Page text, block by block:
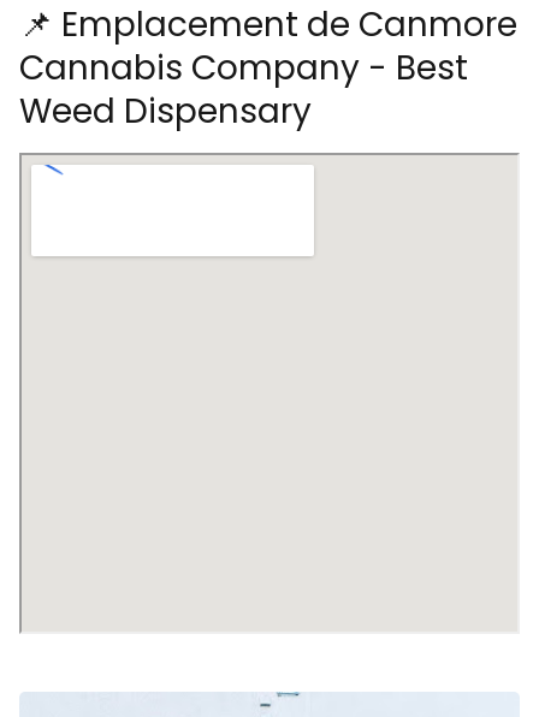
📌 Emplacement de Canmore
Cannabis Company - Best
Weed Dispensary